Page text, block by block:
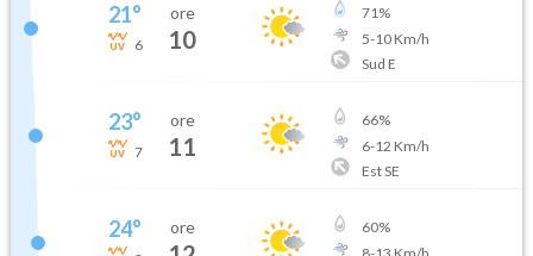
21°
6
ore
10
71%
5-10Km/h
Sud E
23°
7
ore
11
66%
6-12 Km/h
Est SE
24° ore 60%